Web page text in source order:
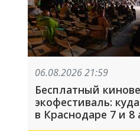
06.08.2026 21:59
Бесплатный
экофестиваль:
в Краснодаре 7 и 8